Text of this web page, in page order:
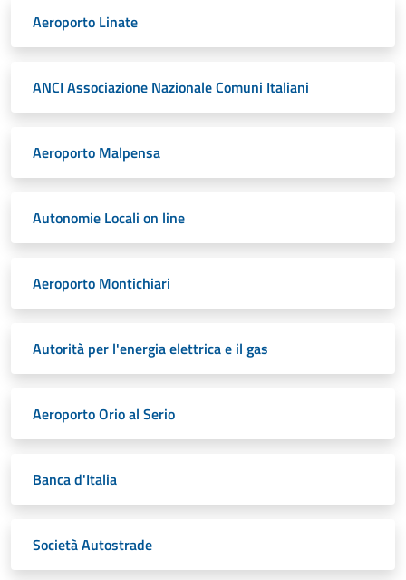
Aeroporto Linate
ANCI Associazione Nazionale Comuni Italiani
Aeroporto Malpensa
Autonomie Locali on line
Aeroporto Montichiari
Autorità per l'energia elettrica e il gas
Aeroporto Orio al Serio
Banca d'Italia
Società Autostrade